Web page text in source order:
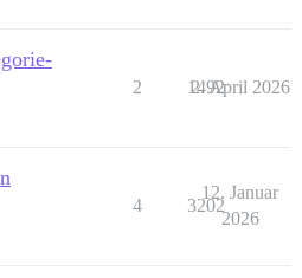
2 1492
2. April 2026
4 3202
12. Januar
2026